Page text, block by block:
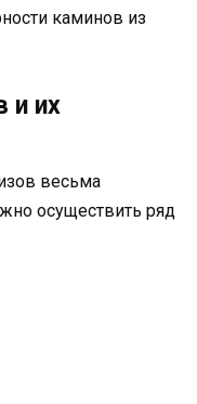
каминов из
и их
весьма
осуществить ряд